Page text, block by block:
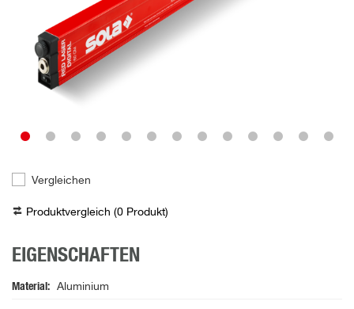
Vergleichen
Produktvergleich (0 Produkt)
EIGENSCHAFTEN
Material Aluminium